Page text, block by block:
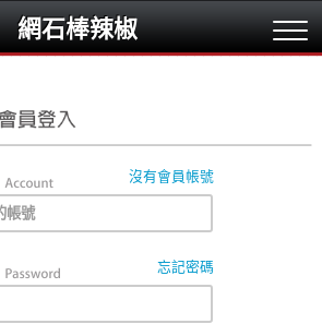
網石棒辣椒
沒有會員帳號
忘記密碼